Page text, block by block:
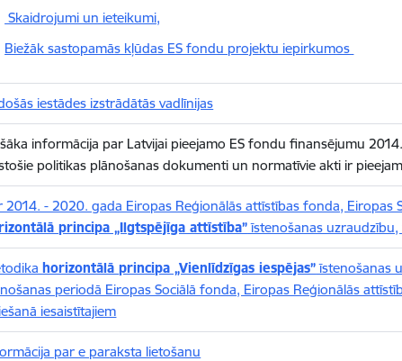
Skaidrojumi un ieteikumi,
Biežāk sastopamās kļūdas ES fondu projektu iepirkumos
iestādes izstrādātās vadlīnijas
informācija par Latvijai pieejamo ES fondu finansējumu
politikas plānošanas dokumenti un normatīvie akti ir
2014. - 2020. gada Eiropas Reģionālās attīstības fonda, Eiropas
principa „Ilgtspējīga attīstība”īstenošanas
horizontālā principa „Vienlīdzīgas iespējas”īstenošanas
periodā Eiropas Sociālā fonda, Eiropas Reģionālās
iesaistītajiem
par e paraksta lietošanu